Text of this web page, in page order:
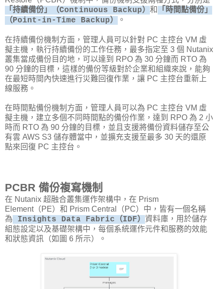
「持續備份」（Continuous Backup） 和
「時間點備份」
（Point-in-Time Backup）
。
在持續備份機制方面，管理人員可以針對 PC 主控台 VM 虛
擬主機，執行持續備份的工作任務，最多指定至 3 個 Nutanix
叢集當成備份目的地，可以達到 RPO 為 30 分鐘而 RTO 為
90 分鐘的目標，這樣的備份等級對於企業和組織來說，能夠
在最短時間內快速進行災難回復作業，讓 PC 主控台重新上
線服務。
在時間點備份機制方面，管理人員可以為 PC 主控台 VM 虛
擬主機，建立多個不同時間點的備份作業，達到 RPO 為 2 小
時而 RTO 為 90 分鐘的目標，並且支援將備份資料儲存至公
有雲 AWS S3 儲存體當中，並擴充支援至最多 30 天的還原
點來回復 PC 主控台。
PCBR 備份複寫機制
在 Nutanix 超融合叢集運作架構中，在 Prism
Element（PE）和 Prism Central（PC）中，皆有一個名稱
為 Insights Data Fabric（IDF） 資料庫，用於儲存
組態設定以及基礎架構中，每個系統運作元件和服務的效能
和狀態資訊（如圖 6 所示）。